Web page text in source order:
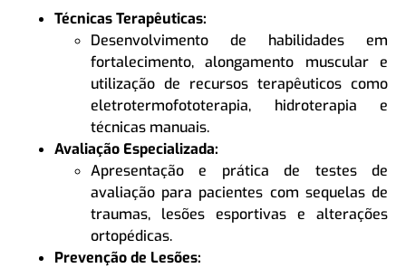
Técnicas Terapêuticas:
Desenvolvimento de habilidades em
fortalecimento, alongamento muscular e
utilização de recursos terapêuticos como
eletrotermofototerapia, hidroterapia e
técnicas manuais.
Avaliação Especializada:
Apresentação e prática de testes de
avaliação para pacientes com sequelas de
traumas, lesões esportivas e alterações
ortopédicas.
Prevenção de Lesões: